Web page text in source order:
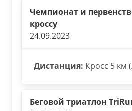
Чемпионат и
кроссу
24.09.2023
Дистанция: Кросс 5 км
Беговой триатлон